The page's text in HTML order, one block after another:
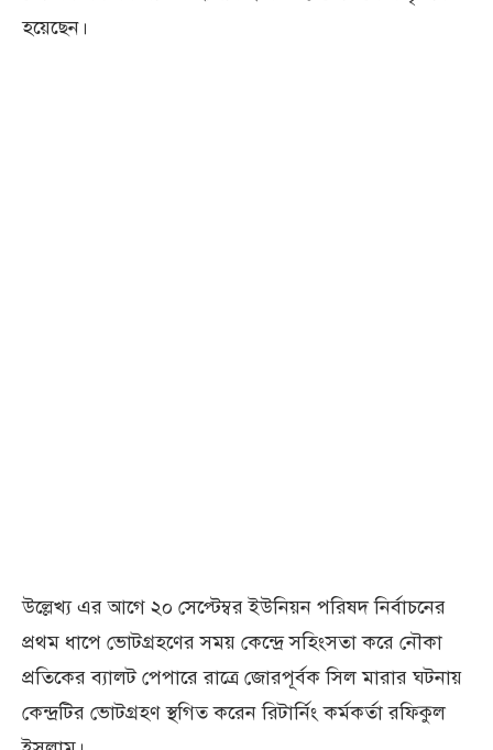
হয়েছেন।
উল্লেখ্য এর আগে ২০ সেপ্টেম্বর ইউনিয়ন পরিষদ নির্বাচনের
প্রথম ধাপে ভোটগ্রহণের সময় কেন্দ্রে সহিংসতা করে নৌকা
প্রতিকের ব্যালট পেপারে রাত্রে জোরপূর্বক সিল মারার ঘটনায়
কেন্দ্রটির ভোটগ্রহণ স্থগিত করেন রিটার্নিং কর্মকর্তা রফিকুল